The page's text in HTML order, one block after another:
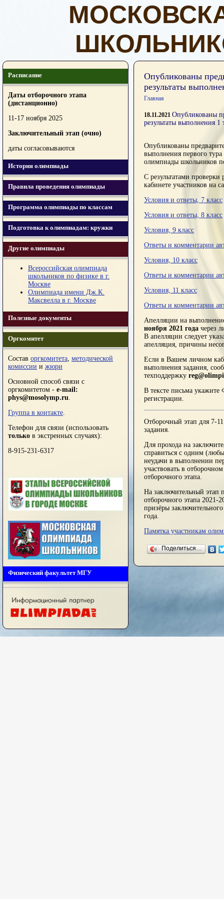
Расписание
Даты отборочного этапа
(дистанционно)
11-17 ноября 2025
Заключительный этап (очно)
даты согласовываются
История олимпиады
Правила проведения олимпиады
Программа олимпиады по классам
Подготовка к олимпиадам: кружки
Другие олимпиады
Всероссийская олимпиада
школьников по физике в г.
Москве
Олимпиада имени Дж.К.
Максвелла в г. Москве
Полезные документы
Оргкомитет
Состав оргкомитета, методической
комиссии и жюри
Основной способ связи с
оргкомитетом - e-mail:
phys@mosolymp.ru.
Группа в контакте.
Телефон для связи (использовать
только в экстренных случаях):
8-915-231-6317
Физический факультет МГУ
Опубликованы
результаты
Главная
18.11.2021 Опубликованы
результаты выполнения 1
Опубликованы
выполнения первого
олимпиады школьников
С результатами
кабинете участников на
Условия и ответы, 7 класс
Условия и ответы, 8 класс
Условия, 9 класс
Ответы и комментарии
Условия, 10 класс
Ответы и комментарии
Условия, 11 класс
Ответы и комментарии
Апелляции на
ноября 2021 года через
В апелляции следует
апелляция, причины
Если в Вашем личном
выполнения задания,
техподдержку
В тексте письма
регистрации.
Отборочный этап для 7-
задания.
Для прохода на
справиться с одним
неудачи в выполнении
участвовать в
отборочного этапа.
На заключительный этап
отборочного этапа 2021-
призёры
года.
Памятка участникам
Поделиться…